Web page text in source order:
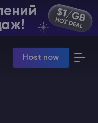
Host now